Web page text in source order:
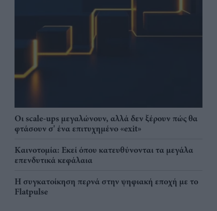
Οι scale-ups μεγαλώνουν, αλλά δεν ξέρουν πώς θα
φτάσουν σ' ένα επιτυχημένο «exit»
Καινοτομία: Εκεί όπου κατευθύνονται τα μεγάλα
επενδυτικά κεφάλαια
Η συγκατοίκηση περνά στην ψηφιακή εποχή με το
Flatpulse